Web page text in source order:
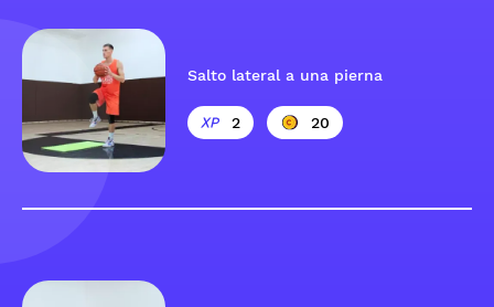
Salto lateral a una pierna
2 20